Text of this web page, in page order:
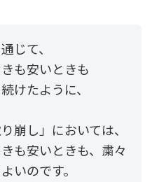
じて、
も安いときも
けたように、
崩し」においては、
も安いときも、 粛々
いのです。